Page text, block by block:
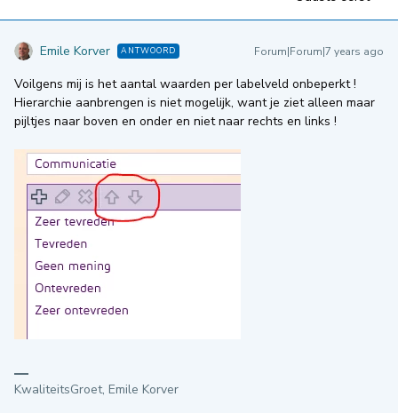
Emile Korver ANTWOORD Forum|Forum|7 years ago
Voilgens mij is het aantal waarden per labelveld onbeperkt !
Hierarchie aanbrengen is niet mogelijk, want je ziet alleen maar
pijltjes naar boven en onder en niet naar rechts en links !
KwaliteitsGroet, Emile Korver